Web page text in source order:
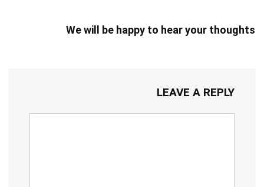
We will be happy to hear your thoughts
LEAVE A REPLY